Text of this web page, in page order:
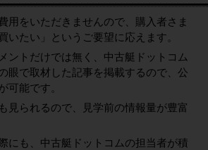
用をいただきませんので、購入者さま
いたい」というご要望に応えます。
ントだけでは無く、中古艇ドットコム
眼で取材した記事を掲載するので、公
可能です。
見られるので、見学前の情報量が豊富
にも、中古艇ドットコムの担当者が積